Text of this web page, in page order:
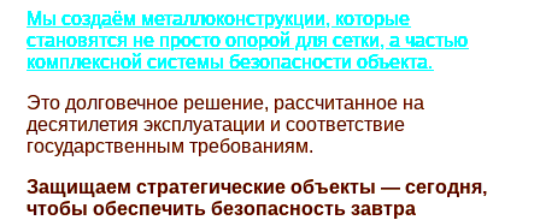
Мы создаём металлоконструкции, которые
становятся не просто опорой для сетки, а частью
комплексной системы безопасности объекта.
Это долговечное решение, рассчитанное на
десятилетия эксплуатации и соответствие
государственным требованиям.
Защищаем стратегические объекты — сегодня,
чтобы обеспечить безопасность завтра